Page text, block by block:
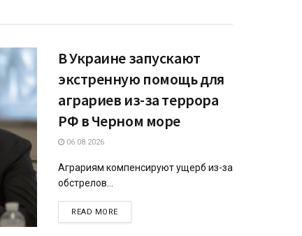
В Украине запускают
экстренную помощь для
аграриев из-за террора
РФ в Черном море
06.08.2026
Аграриям компенсируют ущерб из-за
обстрелов...
READ MOREDETAILS